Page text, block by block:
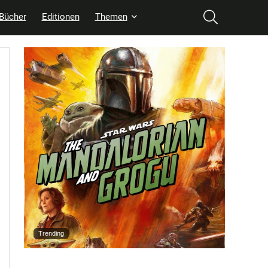
Editionen Themen
Trending